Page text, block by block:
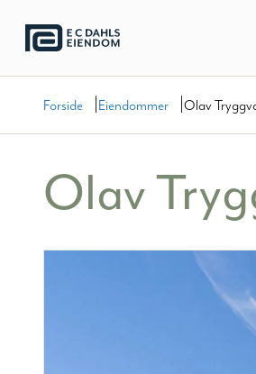
Forside |Eiendommer |Olav
Olav